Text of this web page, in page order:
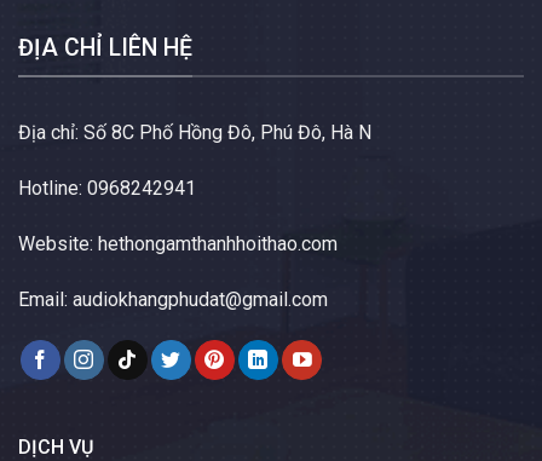
ĐỊA CHỈ LIÊN HỆ
Địa chỉ: Số 8C Phố Hồng Đô, Phú Đô, Hà N
Hotline: 0968242941
Website: hethongamthanhhoithao.com
Email: audiokhangphudat@gmail.com
DỊCH VỤ